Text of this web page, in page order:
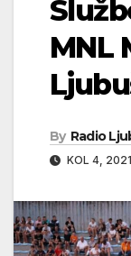
MNL
By Radio
KOL 4, 2021